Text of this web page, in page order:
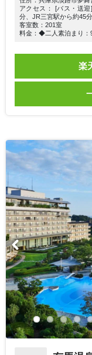
アクセス： [バス・送
分、JR三宮駅から約45分
客室数：201室
料金：◆二人素泊まり：
楽